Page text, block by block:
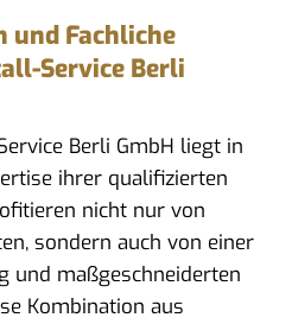
und Fachliche
Service Berli
Berli GmbH liegt in
ihrer qualifizierten
nicht nur von
sondern auch von einer
und maßgeschneiderten
Kombination aus